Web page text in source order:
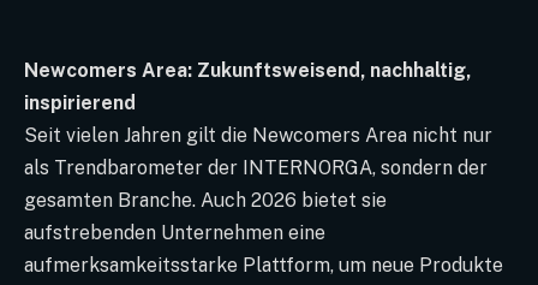
Newcomers Area: Zukunftsweisend, nachhaltig,
inspirierend
Seit vielen Jahren gilt die Newcomers Area nicht nur
als Trendbarometer der INTERNORGA, sondern der
gesamten Branche. Auch 2026 bietet sie
aufstrebenden Unternehmen eine
aufmerksamkeitsstarke Plattform, um neue Produkte